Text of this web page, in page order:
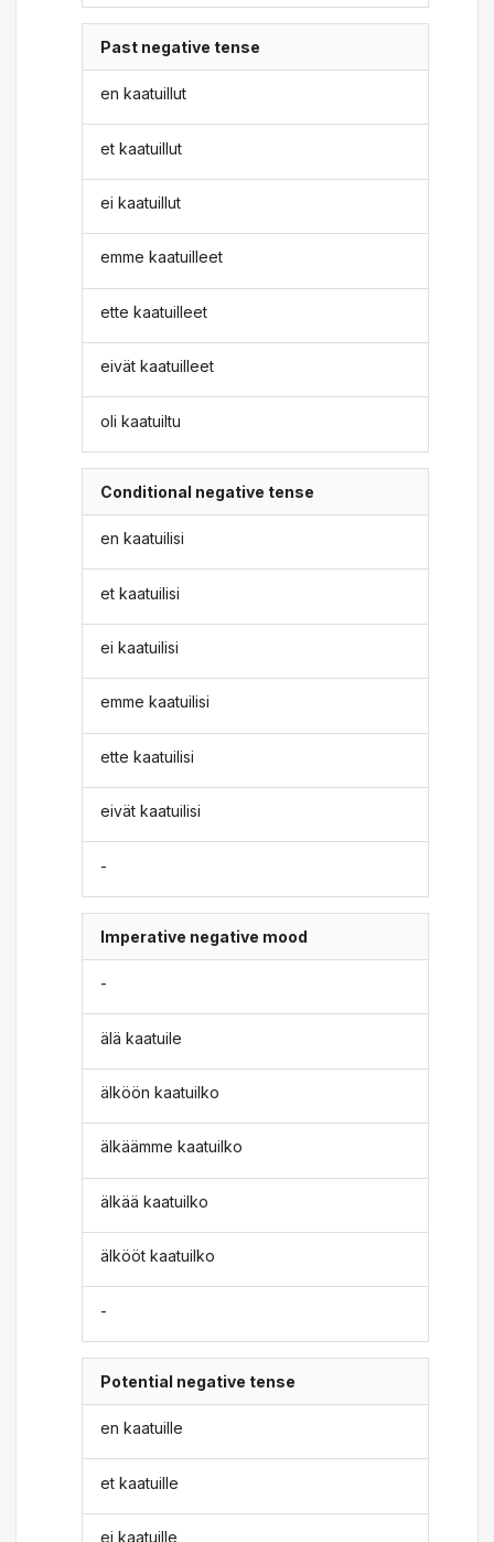
Past negative tense
en kaatuillut
et kaatuillut
ei kaatuillut
emme kaatuilleet
ette kaatuilleet
eivät kaatuilleet
oli kaatuiltu
Conditional negative tense
en kaatuilisi
et kaatuilisi
ei kaatuilisi
emme kaatuilisi
ette kaatuilisi
eivät kaatuilisi
-
Imperative negative mood
-
älä kaatuile
älköön kaatuilko
älkäämme kaatuilko
älkää kaatuilko
älkööt kaatuilko
-
Potential negative tense
en kaatuille
et kaatuille
ei kaatuille